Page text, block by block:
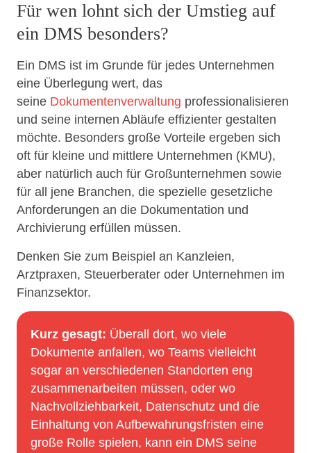
Für wen lohnt sich der Umstieg auf
ein DMS besonders?
Ein DMS ist im Grunde für jedes Unternehmen
eine Überlegung wert, das
seine Dokumentenverwaltung professionalisieren
und seine internen Abläufe effizienter gestalten
möchte. Besonders große Vorteile ergeben sich
oft für kleine und mittlere Unternehmen (KMU),
aber natürlich auch für Großunternehmen sowie
für all jene Branchen, die spezielle gesetzliche
Anforderungen an die Dokumentation und
Archivierung erfüllen müssen.
Denken Sie zum Beispiel an Kanzleien,
Arztpraxen, Steuerberater oder Unternehmen im
Finanzsektor.
Kurz gesagt: Überall dort, wo viele
Dokumente anfallen, wo Teams vielleicht
sogar an verschiedenen Standorten eng
zusammenarbeiten müssen, oder wo
Nachvollziehbarkeit, Datenschutz und die
Einhaltung von Aufbewahrungsfristen eine
große Rolle spielen, kann ein DMS seine